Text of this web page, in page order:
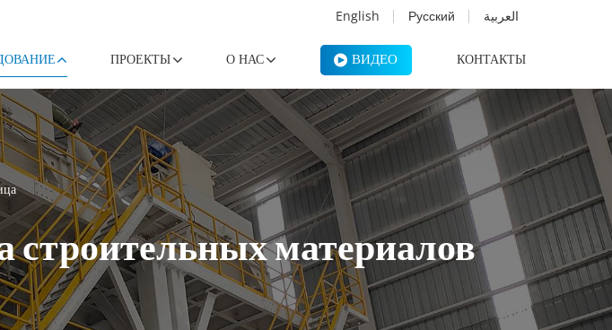
English Русский العربية
ПРОЕКТЫ О НАС ВИДЕО КОНТАКТЫ
строительных материалов